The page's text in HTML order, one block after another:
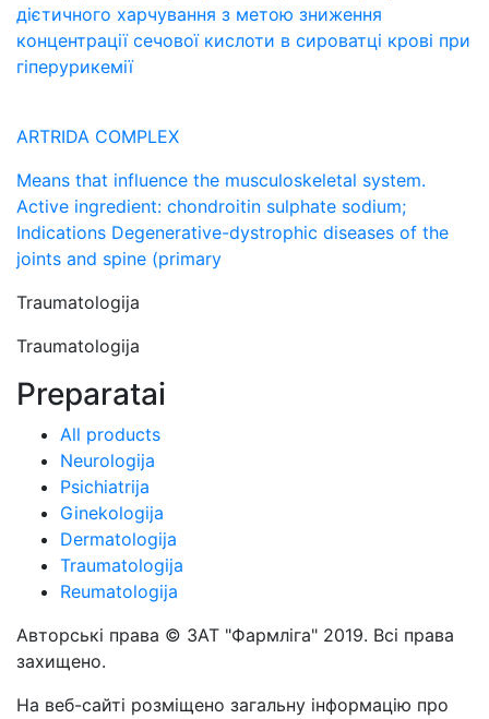
дієтичного харчування з метою зниження
концентрації сечової кислоти в сироватці крові при
гіперурикемії
ARTRIDA COMPLEX
Means that influence the musculoskeletal system.
Active ingredient: chondroitin sulphate sodium;
Indications Degenerative-dystrophic diseases of the
joints and spine (primary
Traumatologija
Traumatologija
Preparatai
All products
Neurologija
Psichiatrija
Ginekologija
Dermatologija
Traumatologija
Reumatologija
Авторські права © ЗАТ "Фармліга" 2019. Всі права
захищено.
На веб-сайті розміщено загальну інформацію про